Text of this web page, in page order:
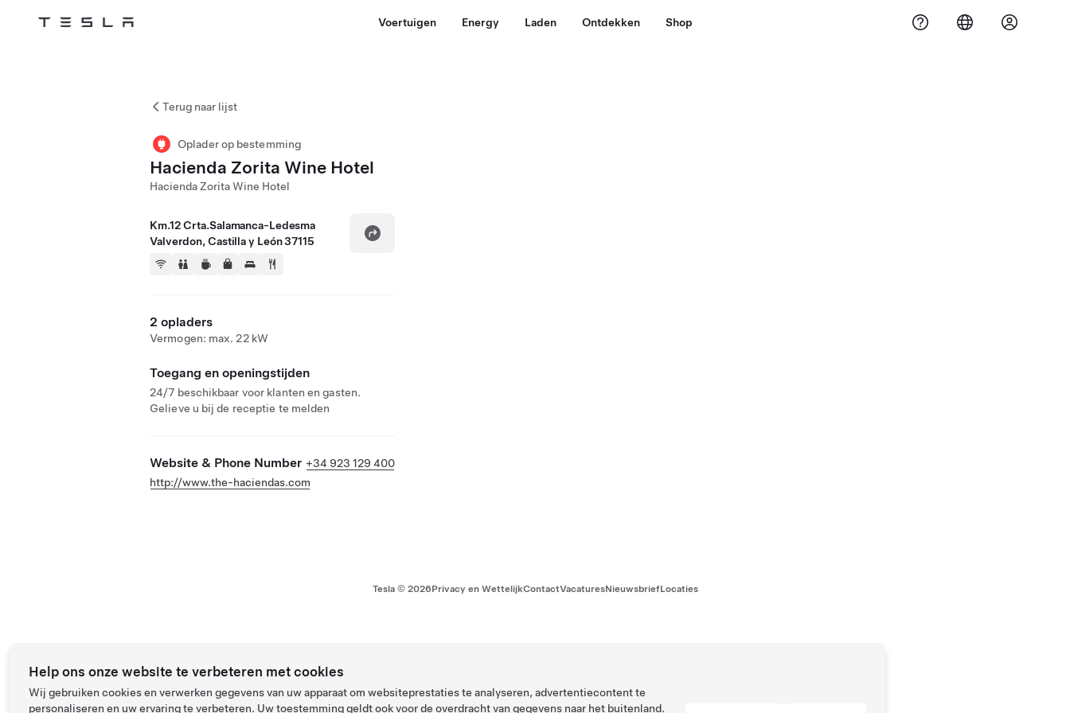
Tesla Voertuigen Energy Laden Ontdekken Shop
Terug naar lijst
Oplader op bestemming
Hacienda Zorita Wine Hotel
Hacienda Zorita Wine Hotel
Km.12 Crta.Salamanca-Ledesma
Valverdon, Castilla y León 37115
2 opladers
Vermogen: max. 22 kW
Toegang en openingstijden
24/7 beschikbaar voor klanten en gasten.
Gelieve u bij de receptie te melden
Website & Phone Number +34 923 129 400
http://www.the-haciendas.com
Tesla © 2026Privacy en WettelijkContactVacaturesNieuwsbriefLocaties
Help ons onze website te verbeteren met cookies
Wij gebruiken cookies en verwerken gegevens van uw apparaat om websiteprestaties te analyseren, advertentiecontent te
personaliseren en uw ervaring te verbeteren. Uw toestemming geldt ook voor de overdracht van gegevens naar het buitenland.